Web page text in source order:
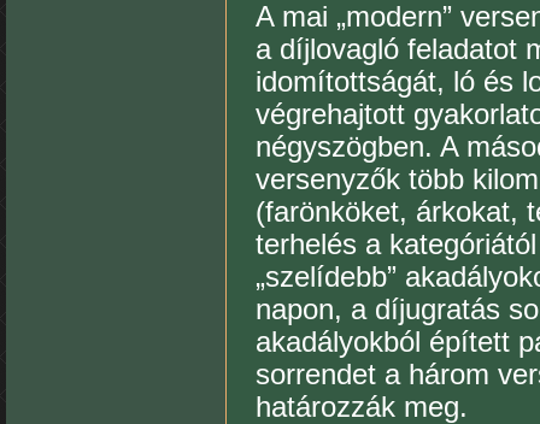
A mai „modern”
a díjlovagló feladatot
idomítottságát, ló és
végrehajtott
négyszögben. A
versenyzők több
(farönköket, árkokat,
terhelés a
„szelídebb”
napon, a díjugratás
akadályokból épített
sorrendet a három
határozzák meg.